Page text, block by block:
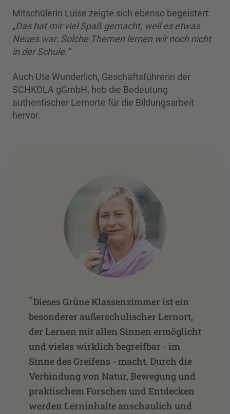
Mitschülerin Luise zeigte sich ebenso begeistert:
„Das hat mir viel Spaß gemacht, weil es etwas
Neues war. Solche Themen lernen wir noch nicht
in der Schule.“
Auch Ute Wunderlich, Geschäftsführerin der
SCHKOLA gGmbH, hob die Bedeutung
authentischer Lernorte für die Bildungsarbeit
hervor.
“Dieses Grüne Klassenzimmer ist ein
besonderer außerschulischer Lernort,
der Lernen mit allen Sinnen ermöglicht
und vieles wirklich begreifbar - im
Sinne des Greifens - macht. Durch die
Verbindung von Natur, Bewegung und
praktischem Forschen und Entdecken
werden Lerninhalte anschaulich und